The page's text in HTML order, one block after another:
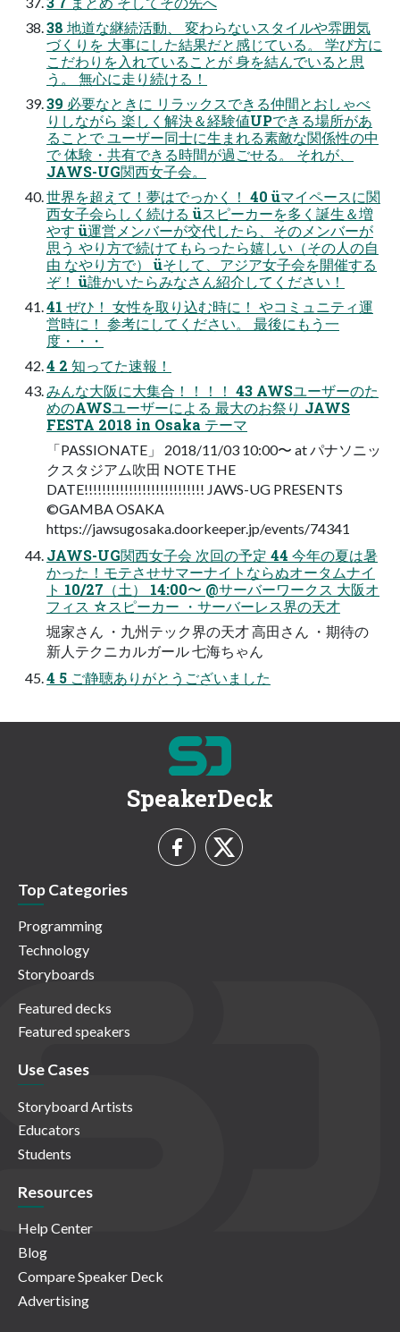
38 地道な継続活動、 変わらないスタイルや雰囲気
づくりを ⼤事にした結果だと感じている。 学び⽅に
こだわりを⼊れていることが ⾝を結んでいると思
う。 無⼼に⾛り続ける！
39 必要なときに リラックスできる仲間とおしゃべ
りしながら 楽しく解決＆経験値UPできる場所があ
ることで ユーザー同⼠に⽣まれる素敵な関係性の中
で 体験・共有できる時間が過ごせる。 それが、
JAWS-UG関⻄⼥⼦会。
世界を超えて！夢はでっかく！ 40 üマイペースに関
⻄⼥⼦会らしく続ける üスピーカーを多く誕⽣＆増
やす ü運営メンバーが交代したら、そのメンバーが
思う やり⽅で続けてもらったら嬉しい（その⼈の⾃
由 なやり⽅で） üそして、アジア⼥⼦会を開催する
ぞ！ ü誰かいたらみなさん紹介してください！
41 ぜひ！ ⼥性を取り込む時に！ やコミュニティ運
営時に！ 参考にしてください。 最後にもう⼀
度・・・
4 2 知ってた速報！
みんな⼤阪に⼤集合！！！！ 43 AWSユーザーのた
めのAWSユーザーによる 最⼤のお祭り JAWS
FESTA 2018 in Osaka テーマ
「PASSIONATE」 2018/11/03 10:00〜 at パナソニッ
クスタジアム吹⽥ NOTE THE
DATE!!!!!!!!!!!!!!!!!!!!!!!!!!! JAWS-UG PRESENTS
©GAMBA OSAKA
https://jawsugosaka.doorkeeper.jp/events/74341
JAWS-UG関⻄⼥⼦会 次回の予定 44 今年の夏は暑
かった！モテさせサマーナイトならぬオータムナイ
ト 10/27（⼟） 14:00〜 @サーバーワークス ⼤阪オ
フィス ☆スピーカー ・サーバーレス界の天才
堀家さん ・九州テック界の天才 ⾼⽥さん ・期待の
新⼈テクニカルガール 七海ちゃん
4 5 ご静聴ありがとうございました
SpeakerDeck
Top Categories
Programming
Technology
Storyboards
Featured decks
Featured speakers
Use Cases
Storyboard Artists
Educators
Students
Resources
Help Center
Blog
Compare Speaker Deck
Advertising